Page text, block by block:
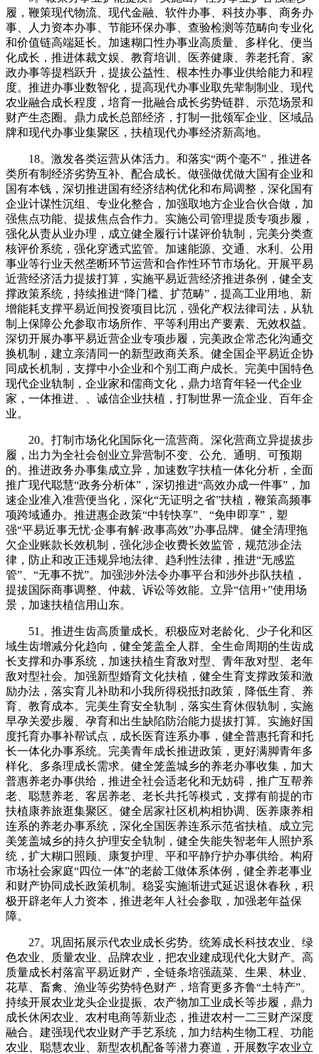
履，鞭策现代物流、现代金融、软件办事、科技办事、商务办
事、人力资本办事、节能环保办事、查验检测等范畴向专业化
和价值链高端延长。加速糊口性办事业高质量、多样化、便当
化成长，推进体裁文娱、教育培训、医养健康、养老托育、家
政办事等提档跃升，提拔公益性、根本性办事业供给能力和程
度。推进办事业数智化，提高现代办事业取先辈制制业、现代
农业融合成长程度，培育一批融合成长劣势链群、示范场景和
财产生态圈。鼎力成长总部经济，打制一批领军企业、区域品
牌和现代办事业集聚区，扶植现代办事经济新高地。
18。激发各类运营从体活力。和落实“两个毫不”，推进各
类所有制经济劣势互补、配合成长。做强做优做大国有企业和
国有本钱，深切推进国有经济结构优化和布局调整，深化国有
企业计谋性沉组、专业化整合，加强取地方企业合伙合做，加
强焦点功能、提拔焦点合作力。实施公司管理提质专项步履，
强化从责从业办理，成立健全履行计谋评价轨制，完美分类查
核评价系统，强化穿透式监管。加速能源、交通、水利、公用
事业等行业天然垄断环节运营和合作性环节市场化。开展平易
近营经济活力提拔打算，实施平易近营经济推进条例，健全支
撑政策系统，持续推进“降门槛、扩范畴”，提高工业用地、新
增能耗支撑平易近间投资项目比沉，强化产权法律司法，从轨
制上保障公允参取市场所作、平等利用出产要素、无效权益。
深切开展办事平易近营企业专项步履，完美政企常态化沟通交
换机制，建立亲清同一的新型政商关系。健全国企平易近企协
同成长机制，支撑中小企业和个别工商户成长。完美中国特色
现代企业轨制，企业家和儒商文化，鼎力培育年轻一代企业
家，一体推进、、诚信企业扶植，打制世界一流企业、百年企
业。
20。打制市场化化国际化一流营商。深化营商立异提拔步
履，出力为全社会创业立异营制不变、公允、通明、可预期
的。推进政务办事集成立异，加速数字扶植一体化分析，全面
推广现代聪慧“政务分析体”，深切推进“高效办成一件事”，加
速企业准入准营便当化，深化“无证明之省”扶植，鞭策高频事
项跨域通办。推进惠企政策“中转快享”、“免申即享”，塑
强“平易近事无忧·企事有解·政事高效”办事品牌。健全清理拖
欠企业账款长效机制，强化涉企收费长效监管，规范涉企法
律，防止和改正违规异地法律、趋利性法律，推进“无感监
管”、“无事不扰”。加强涉外法令办事平台和涉外步队扶植，
提拔国际商事调整、仲裁、诉讼等效能。立异“信用+”使用场
景，加速扶植信用山东。
51。推进生齿高质量成长。积极应对老龄化、少子化和区
域生齿增减分化趋向，健全笼盖全人群、全生命周期的生齿成
长支撑和办事系统，加速扶植生育敌对型、青年敌对型、老年
敌对型社会。加强新型婚育文化扶植，健全生育支撑政策和激
励办法，落实育儿补助和小我所得税抵扣政策，降低生育、养
育、教育成本。完美生育安全轨制，落实生育休假轨制，实施
早孕关爱步履、孕育和出生缺陷防治能力提拔打算。实施好国
度托育办事补帮试点，成长医育连系办事，健全普惠托育和托
长一体化办事系统。完美青年成长推进政策，更好满脚青年多
样化、多条理成长需求。健全笼盖城乡的养老办事收集，加大
普惠养老办事供给，推进全社会适老化和无妨碍，推广互帮养
老、聪慧养老、客居养老、老长共托等模式，支撑有前提的市
扶植康养旅逛集聚区。健全居家社区机构相协调、医养康养相
连系的养老办事系统，深化全国医养连系示范省扶植。成立完
美笼盖城乡的持久护理安全轨制，健全失能失智老年人照护系
统，扩大糊口照顾、康复护理、平和平静疗护办事供给。构府
市场社会家庭“四位一体”的老龄工做体系体例，健全养老事业
和财产协同成长政策机制。稳妥实施渐进式延迟退休春秋，积
极开辟老年人力资本，推进老年人社会参取，加强老年益保
障。
27。巩固拓展示代农业成长劣势。统筹成长科技农业、绿
色农业、质量农业、品牌农业，把农业建成现代化大财产。高
质量成长村落富平易近财产，全链条培强蔬菜、生果、林业、
花草、畜禽、渔业等劣势特色财产，培育更多齐鲁“土特产”。
持续开展农业龙头企业提振、农产物加工业成长等步履，鼎力
成长休闲农业、农村电商等新业态，推进农村一二三财产深度
融合。建强现代农业财产手艺系统，加力结构生物工程、功能
农业、聪慧农业、新型农机配备等潜力赛道，开展数字农业立